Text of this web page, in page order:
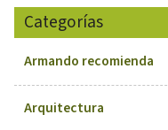
Categorías
Armando recomienda
Arquitectura